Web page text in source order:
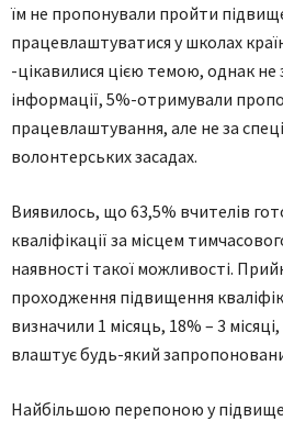
їм не пропонували пройти
працевлаштуватися у школах
-цікавилися цією темою, однак не
інформації, 5%-отримували
працевлаштування, але не за
волонтерських засадах.
Виявилось, що 63,5% вчителів
кваліфікації за місцем
наявності такої можливості.
проходження підвищення
визначили 1 місяць, 18% – 3
влаштує будь-який
Найбільшою перепоною у